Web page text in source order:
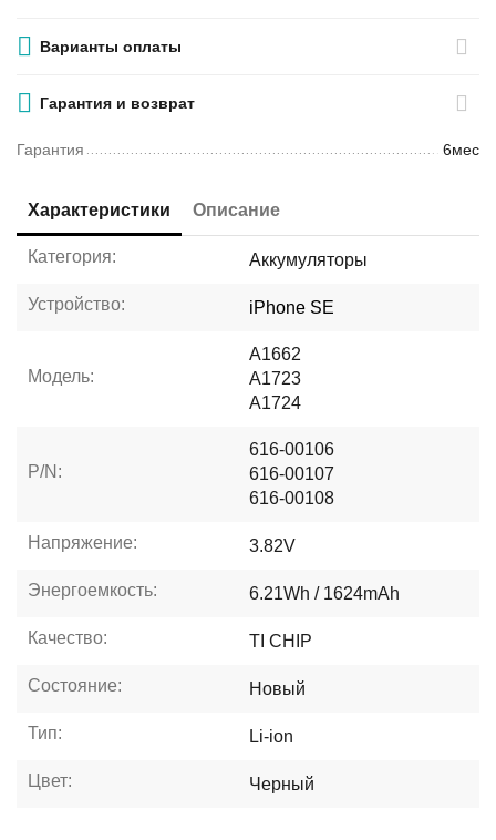
Варианты оплаты
Гарантия и возврат
Гарантия 6мес
Характеристики Описание
Категория: Аккумуляторы
Устройство: iPhone SE
Модель:
A1662
A1723
A1724
P/N:
616-00106
616-00107
616-00108
Напряжение: 3.82V
Энергоемкость: 6.21Wh / 1624mAh
Качество: TI CHIP
Состояние: Новый
Тип: Li-ion
Цвет: Черный